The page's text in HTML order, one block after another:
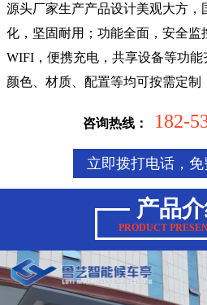
源头厂家生产产品设计美观大方，
化，坚固耐用；功能全面，安全监
WIFI，便携充电，共享设备等功能
颜色、材质、配置等均可按需定制
咨询热线： 182-
立即拨打电话，
产品
PRODUCT